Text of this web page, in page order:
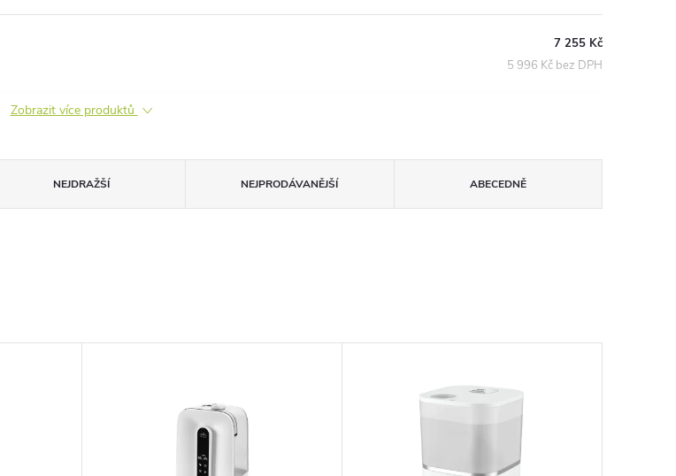
7 255 Kč
5 996 Kč bez DPH
Zobrazit více produktů
NEJDRAŽŠÍ NEJPRODÁVANĚJŠÍ ABECEDNĚ